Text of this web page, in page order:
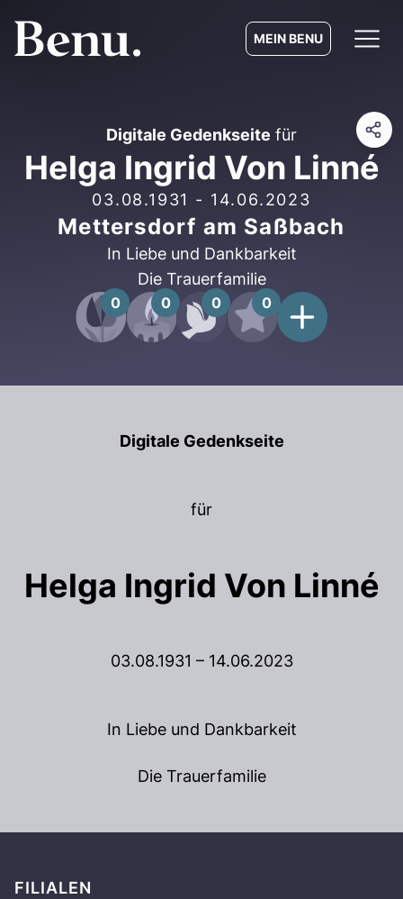
MEIN BENU
Digitale Gedenkseite für
Helga Ingrid Von Linné
03.08.1931 - 14.06.2023
Mettersdorf am Saßbach
In Liebe und Dankbarkeit
Die Trauerfamilie
0 0 0 0
Digitale Gedenkseite
für
Helga Ingrid Von Linné
03.08.1931 – 14.06.2023
In Liebe und Dankbarkeit
Die Trauerfamilie
FILIALEN